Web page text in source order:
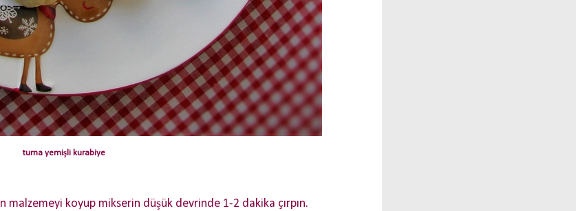
turna yemişli kurabiye
koyup mikserin düşük devrinde 1-2 dakika çırpın.